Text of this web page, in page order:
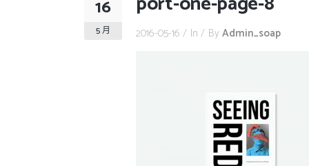
16
5 月 2016-05-16 In By Admin_soap